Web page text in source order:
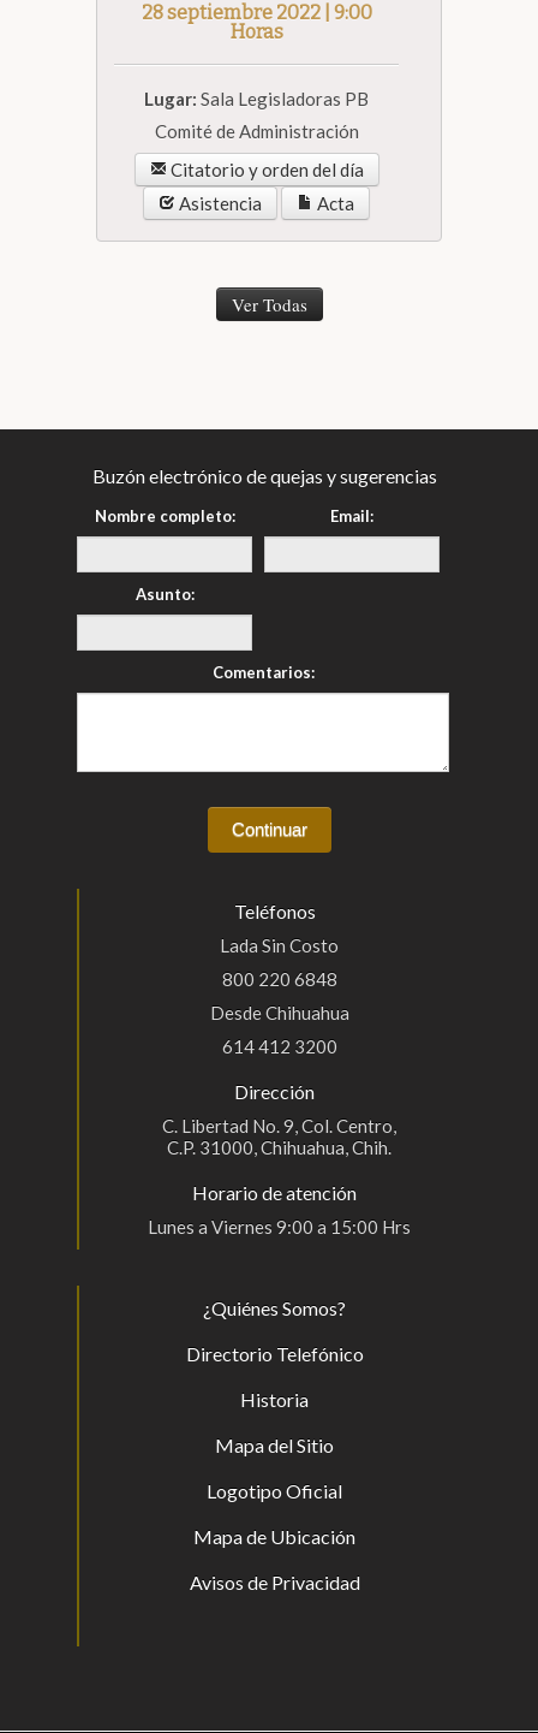
28 septiembre 2022 | 9:00
Horas
Lugar: Sala Legisladoras PB
Comité de Administración
Citatorio y orden del día
Asistencia
Acta
Ver Todas
Buzón electrónico de quejas y sugerencias
Nombre completo: Email:
Asunto:
Comentarios:
Teléfonos
Lada Sin Costo
800 220 6848
Desde Chihuahua
614 412 3200
Dirección
C. Libertad No. 9, Col. Centro,
C.P. 31000, Chihuahua, Chih.
Horario de atención
Lunes a Viernes 9:00 a 15:00 Hrs
¿Quiénes Somos?
Directorio Telefónico
Historia
Mapa del Sitio
Logotipo Oficial
Mapa de Ubicación
Avisos de Privacidad